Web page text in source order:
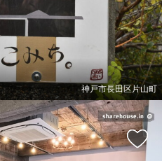
神戸市長田区片山町